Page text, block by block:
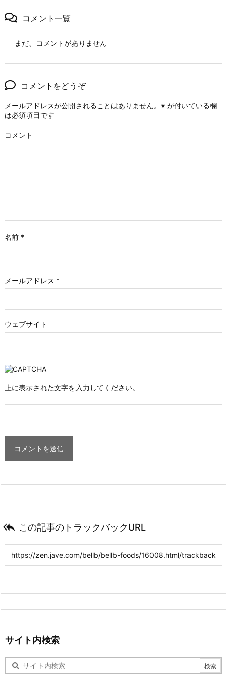
コメント一覧
まだ、コメントがありません
コメントをどうぞ
メールアドレスが公開されることはありません。 ※ が付いている欄
は必須項目です
コメント
名前 *
メールアドレス *
ウェブサイト
上に表示された文字を入力してください。
 この記事のトラックバックURL
サイト内検索